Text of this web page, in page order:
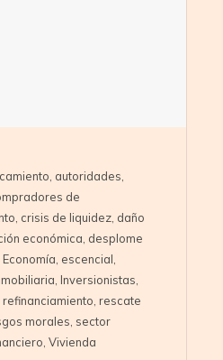
, autoridades,
de
, crisis de liquidez, daño
económica, desplome
Economía, escencial,
, Inversionistas,
refinanciamiento, rescate
morales, sector
, Vivienda